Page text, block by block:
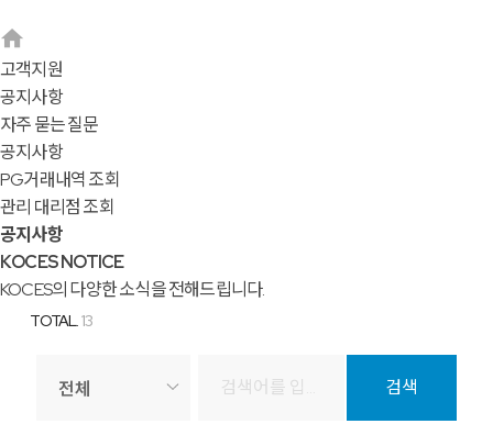
고객지원
공지사항
자주 묻는 질문
공지사항
PG거래내역 조회
관리 대리점 조회
공지사항
KOCES NOTICE
KOCES의 다양한 소식을 전해드립니다.
TOTAL.13